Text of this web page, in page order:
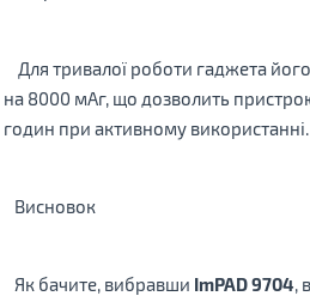
Для тривалої роботи гаджета
на 8000 мАг, що дозволить
годин при активному використанні.
Bисновок
Як бачите, вибравши ImPAD 9704,